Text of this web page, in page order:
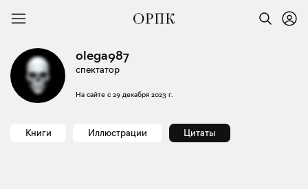
olega987
спектатор
На сайте с 29 декабря 2023 г.
Книги Иллюстрации Цитаты